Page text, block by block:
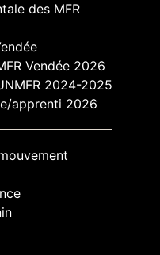
des MFR
Vendée 2026
2024-2025
apprenti 2026